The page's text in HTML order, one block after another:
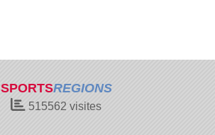
SPORTSREGIONS
515562 visites